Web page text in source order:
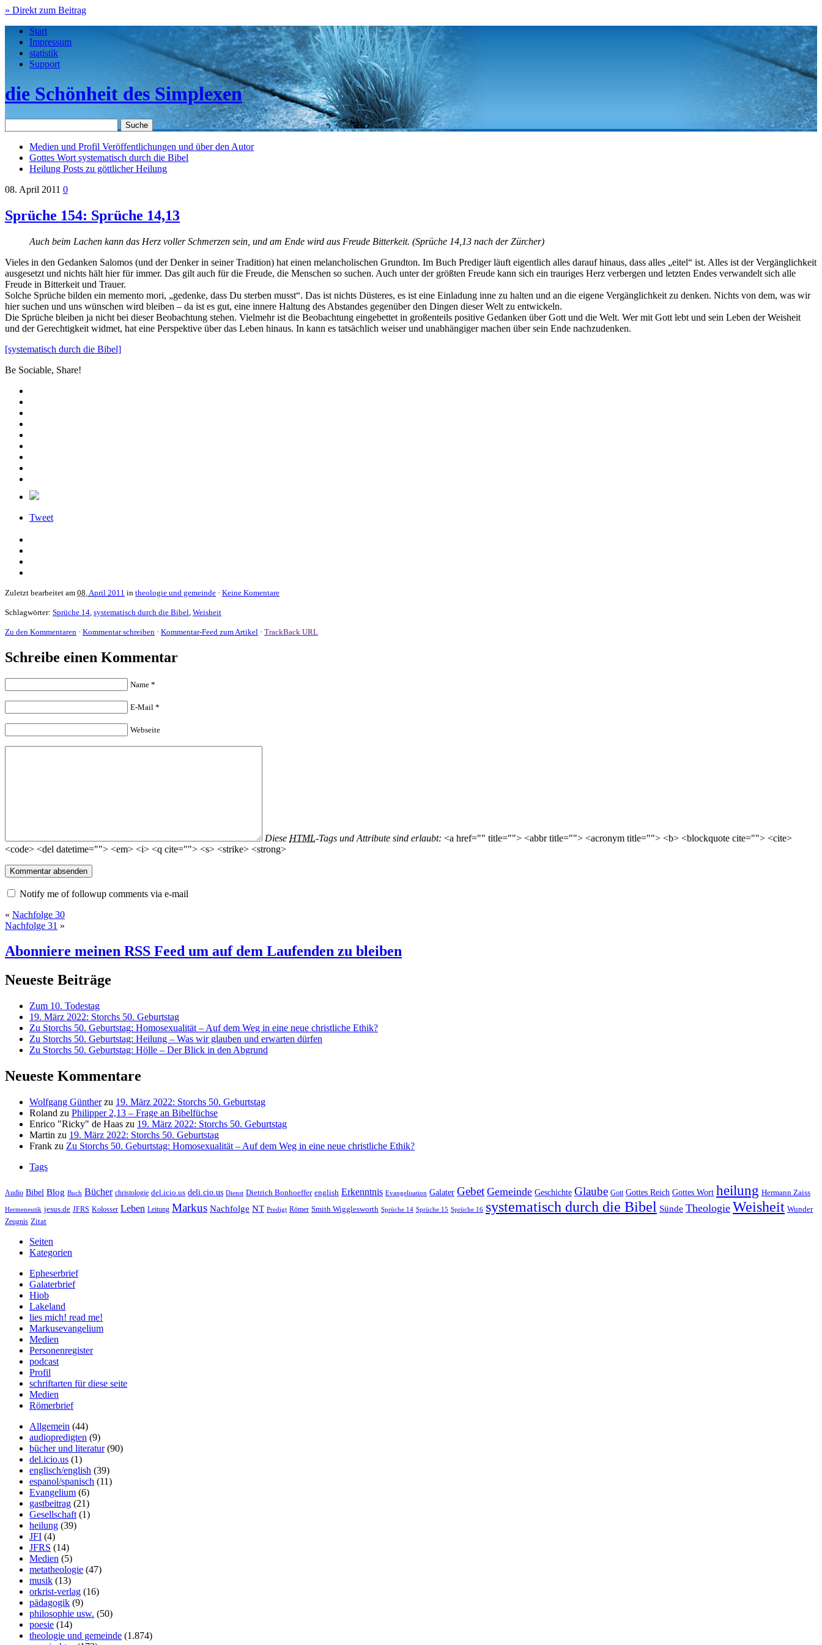
» Direkt zum Beitrag
Start
Impressum
statistik
Support
die Schönheit des Simplexen
Medien und Profil Veröffentlichungen und über den Autor
Gottes Wort systematisch durch die Bibel
Heilung Posts zu göttlicher Heilung
08. April 2011 0
Sprüche 154: Sprüche 14,13
Auch beim Lachen kann das Herz voller Schmerzen sein, und am Ende wird aus Freude Bitterkeit. (Sprüche 14,13 nach der Zürcher)
Vieles in den Gedanken Salomos (und der Denker in seiner Tradition) hat einen melancholischen Grundton. Im Buch Prediger läuft eigentlich alles darauf hinaus, dass alles „eitel“ ist. Alles ist der Vergänglichkeit
ausgesetzt und nichts hält hier für immer. Das gilt auch für die Freude, die Menschen so suchen. Auch unter der größten Freude kann sich ein trauriges Herz verbergen und letzten Endes verwandelt sich alle
Freude in Bitterkeit und Trauer.
Solche Sprüche bilden ein memento mori, „gedenke, dass Du sterben musst“. Das ist nichts Düsteres, es ist eine Einladung inne zu halten und an die eigene Vergänglichkeit zu denken. Nichts von dem, was wir
hier suchen und uns wünschen wird bleiben – da ist es gut, eine innere Haltung des Abstandes gegenüber den Dingen dieser Welt zu entwickeln.
Die Sprüche bleiben ja nicht bei dieser Beobachtung stehen. Vielmehr ist die Beobachtung eingebettet in großenteils positive Gedanken über Gott und die Welt. Wer mit Gott lebt und sein Leben der Weisheit
und der Gerechtigkeit widmet, hat eine Perspektive über das Leben hinaus. In kann es tatsächlich weiser und unabhängiger machen über sein Ende nachzudenken.
[systematisch durch die Bibel]
Be Sociable, Share!
Tweet
Zuletzt bearbeitet am 08. April 2011 in theologie und gemeinde · Keine Komentare
Schlagwörter: Sprüche 14 systematisch durch die Bibel Weisheit
Zu den Kommentaren · Kommentar schreiben · Kommentar-Feed zum Artikel · TrackBack URL
Schreibe einen Kommentar
Name *
E-Mail *
Webseite
Diese HTML-Tags und Attribute sind erlaubt: <a href="" title=""> <abbr title=""> <acronym title=""> <b> <blockquote cite=""> <cite>
<code> <del datetime=""> <em> <i> <q cite=""> <s> <strike> <strong>
Notify me of followup comments via e-mail
« Nachfolge 30
Nachfolge 31 »
Abonniere meinen RSS Feed um auf dem Laufenden zu bleiben
Neueste Beiträge
Zum 10. Todestag
19. März 2022: Storchs 50. Geburtstag
Zu Storchs 50. Geburtstag: Homosexualität – Auf dem Weg in eine neue christliche Ethik?
Zu Storchs 50. Geburtstag: Heilung – Was wir glauben und erwarten dürfen
Zu Storchs 50. Geburtstag: Hölle – Der Blick in den Abgrund
Neueste Kommentare
Wolfgang Güntherzu 19. März 2022: Storchs 50. Geburtstag
Roland zu Philipper 2,13 – Frage an Bibelfüchse
Enrico "Ricky" de Haas zu 19. März 2022: Storchs 50. Geburtstag
Martin zu 19. März 2022: Storchs 50. Geburtstag
Frank zu Zu Storchs 50. Geburtstag: Homosexualität – Auf dem Weg in eine neue christliche Ethik?
Tags
Audio Bibel Blog Buch Bücher christologie del.icio.us deli.cio.us Dienst Dietrich Bonhoeffer english Erkenntnis Evangelisation Galater Gebet Gemeinde Geschichte Glaube Gott Gottes Reich Gottes Wort heilung Hermann Zaiss
Hermeneutik jesus.de JFRS Kolosser Leben Leitung Markus Nachfolge NT Predigt Römer Smith Wigglesworth Sprüche 14 Sprüche 15 Sprüche 16 systematisch durch die Bibel Sünde Theologie Weisheit Wunder
Zeugnis Zitat
Seiten
Kategorien
Epheserbrief
Galaterbrief
Hiob
Lakeland
lies mich! read me!
Markusevangelium
Medien
Personenregister
podcast
Profil
schriftarten für diese seite
Medien
Römerbrief
Allgemein (44)
audiopredigten (9)
bücher und literatur(90)
del.icio.us (1)
englisch/english (39)
espanol/spanisch (11)
Evangelium (6)
gastbeitrag (21)
Gesellschaft (1)
heilung (39)
JFI (4)
JFRS (14)
Medien (5)
metatheologie (47)
musik (13)
orkrist-verlag (16)
pädagogik (9)
philosophie usw. (50)
poesie (14)
theologie und gemeinde (1.874)